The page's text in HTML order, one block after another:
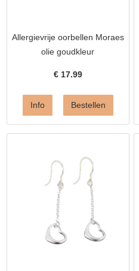
Allergievrije oorbellen Moraes
olie goudkleur
€ 17.99